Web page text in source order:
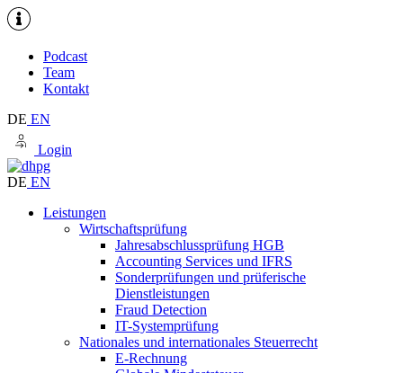
Podcast
Team
Kontakt
DE EN
Login
DE EN
Leistungen
Wirtschaftsprüfung
Jahresabschlussprüfung HGB
Accounting Services und IFRS
Sonderprüfungen und prüferische
Dienstleistungen
Fraud Detection
IT-Systemprüfung
Nationales und internationales Steuerrecht
E-Rechnung